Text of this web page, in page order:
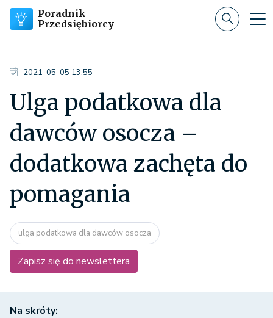
Poradnik
Przedsiębiorcy
2021-05-05 13:55
Ulga podatkowa dla
dawców osocza –
dodatkowa zachęta do
pomagania
ulga podatkowa dla dawców osocza
Zapisz się do newslettera
Na skróty: